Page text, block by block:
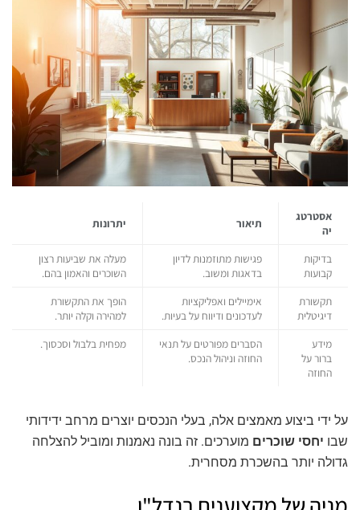
אסטרטג
יה
תיאור יתרונות
בדיקות
קבועות
פגישות מתוזמנות לדיון
בדאגות ומשוב.
מעלה את שביעות רצון
השוכרים והאמון בהם.
תקשורת
דיגיטלית
אימיילים ואפליקציות
לעדכונים ודיווח על בעיות.
הופך את התקשורת
למהירה וקלה יותר.
מידע
ברור על
החוזה
הסברים מפורטים על תנאי
החוזה וניהול הנכס.
מפחית בלבול וסכסוך.
על ידי ביצוע מאמצים אלה, בעלי הנכסים יוצרים מרחב ידידותי
שבו יחסי שוכרים מוערכים. זה בונה נאמנות ומוביל להצלחה
גדולה יותר בהשכרת מסחרית.